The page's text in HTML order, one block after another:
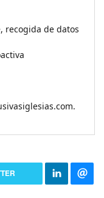
recogida de datos